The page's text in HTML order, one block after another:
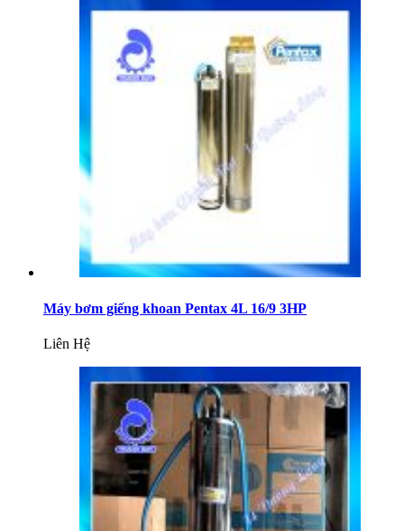
Máy bơm giếng khoan Pentax 4L 16/9 3HP
Liên Hệ